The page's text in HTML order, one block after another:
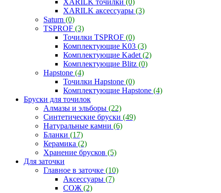
XARILK аксессуары (3)
Saturn (0)
TSPROF (3)
Точилки TSPROF (0)
Комплектующие K03 (3)
Комплектующие Kadet (2)
Комплектующие Blitz (0)
Hapstone (4)
Точилки Hapstone (0)
Комплектующие Hapstone (4)
Бруски для точилок
Алмазы и эльборы (22)
Синтетические бруски (49)
Натуральные камни (6)
Бланки (17)
Керамика (2)
Хранение брусков (5)
Для заточки
Главное в заточке (10)
Аксессуары (7)
СОЖ (2)